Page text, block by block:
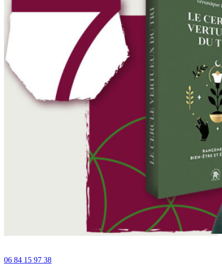
06 84 15 97 38